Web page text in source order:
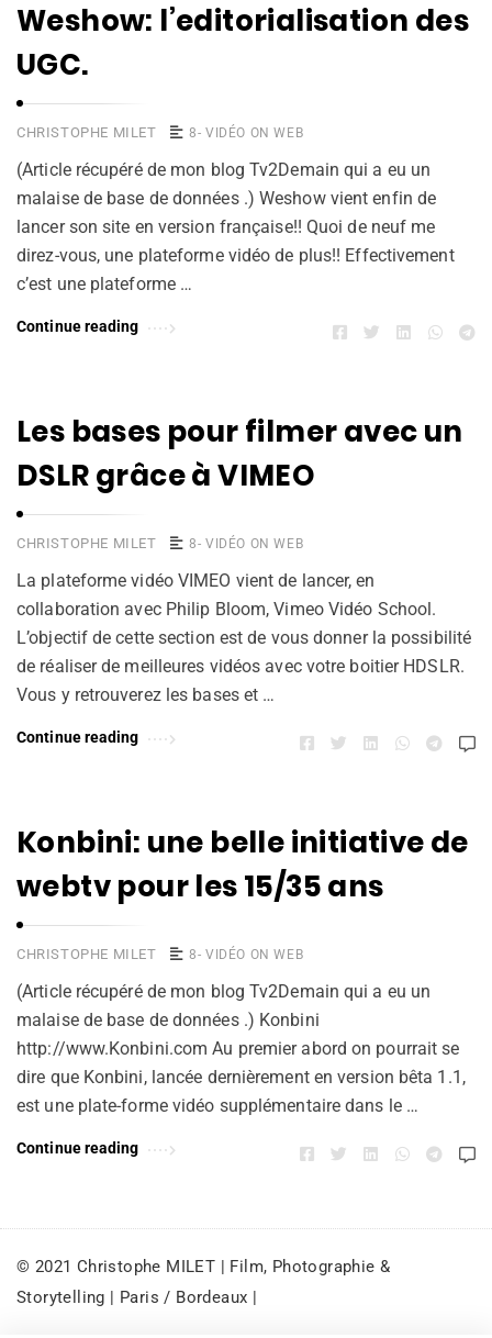
Weshow: l’editorialisation des
UGC.
CHRISTOPHE MILET 8- VIDÉO ON WEB
(Article récupéré de mon blog Tv2Demain qui a eu un
malaise de base de données .) Weshow vient enfin de
lancer son site en version française!! Quoi de neuf me
direz-vous, une plateforme vidéo de plus!! Effectivement
c’est une plateforme …
Continue reading
Les bases pour filmer avec un
DSLR grâce à VIMEO
CHRISTOPHE MILET 8- VIDÉO ON WEB
La plateforme vidéo VIMEO vient de lancer, en
collaboration avec Philip Bloom, Vimeo Vidéo School.
L’objectif de cette section est de vous donner la possibilité
de réaliser de meilleures vidéos avec votre boitier HDSLR.
Vous y retrouverez les bases et …
Continue reading
Konbini: une belle initiative de
webtv pour les 15/35 ans
CHRISTOPHE MILET 8- VIDÉO ON WEB
(Article récupéré de mon blog Tv2Demain qui a eu un
malaise de base de données .) Konbini
http://www.Konbini.com Au premier abord on pourrait se
dire que Konbini, lancée dernièrement en version bêta 1.1,
est une plate-forme vidéo supplémentaire dans le …
Continue reading
© 2021 Christophe MILET | Film, Photographie &
Storytelling | Paris / Bordeaux |